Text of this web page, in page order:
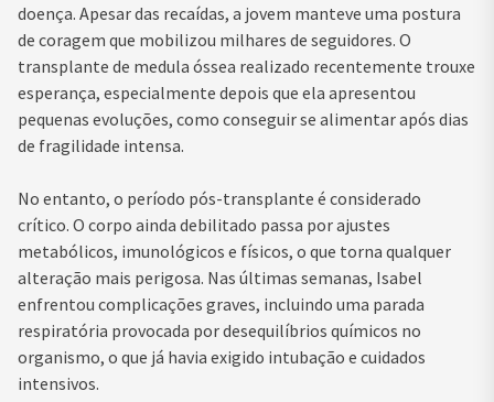
doença. Apesar das recaídas, a jovem manteve uma postura
de coragem que mobilizou milhares de seguidores. O
transplante de medula óssea realizado recentemente trouxe
esperança, especialmente depois que ela apresentou
pequenas evoluções, como conseguir se alimentar após dias
de fragilidade intensa.
No entanto, o período pós-transplante é considerado
crítico. O corpo ainda debilitado passa por ajustes
metabólicos, imunológicos e físicos, o que torna qualquer
alteração mais perigosa. Nas últimas semanas, Isabel
enfrentou complicações graves, incluindo uma parada
respiratória provocada por desequilíbrios químicos no
organismo, o que já havia exigido intubação e cuidados
intensivos.